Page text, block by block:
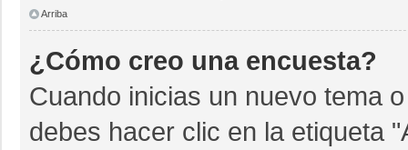
Arriba
¿Cómo creo una encuesta?
Cuando inicias un nuevo tema
debes hacer clic en la etiqueta